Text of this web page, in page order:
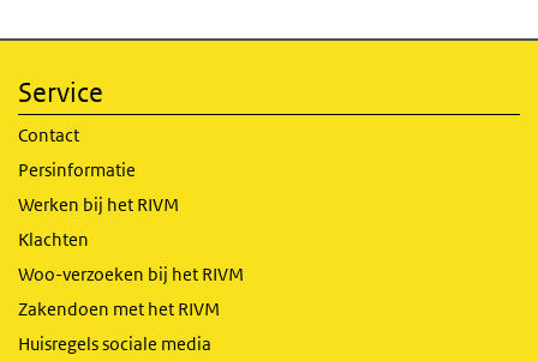
Service
Contact
Persinformatie
Werken bij het RIVM
Klachten
Woo-verzoeken bij het RIVM
Zakendoen met het RIVM
Huisregels sociale media